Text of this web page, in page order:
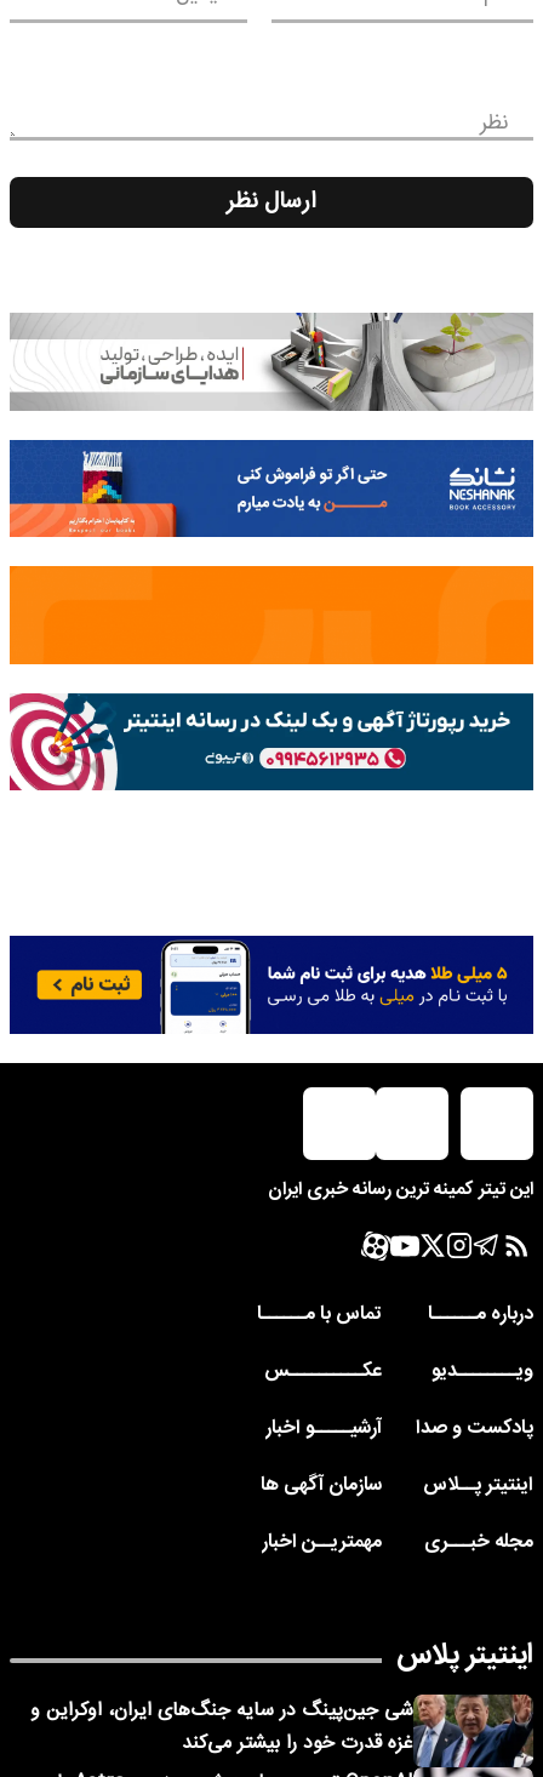
نظر
ارسال نظر
این تیتر کمینه ترین رسانه خبری ایران
درباره مــــــا
تماس با مــــــا
ویــــــــدیو
عکــــــــــس
پادکست و صدا
آرشیـــــو اخبار
اینتیتر پــلاس
سازمان آگهی ها
مجله خبـــری
مهمتریــن اخبار
اینتیتر پلاس
شی جین‌پینگ در سایه جنگ‌های ایران، اوکراین و
غزه قدرت خود را بیشتر می‌کند